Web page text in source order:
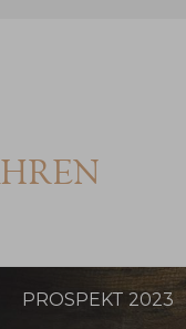
PROSPEKT 2023